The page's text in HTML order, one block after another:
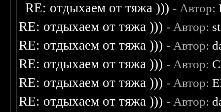
RE: отдыхаем от тяжа ))) - Автор:
RE: отдыхаем от тяжа ))) - Автор:
RE: отдыхаем от тяжа ))) - Автор:
RE: отдыхаем от тяжа ))) - Автор:
RE: отдыхаем от тяжа ))) - Автор:
RE: отдыхаем от тяжа ))) - Автор: